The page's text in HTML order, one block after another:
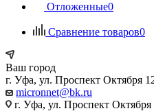
Отложенные0
Сравнение товаров0
Ваш город
г. Уфа, ул. Проспект Октября
micronnet@bk.ru
г. Уфа, ул. Проспект Октября